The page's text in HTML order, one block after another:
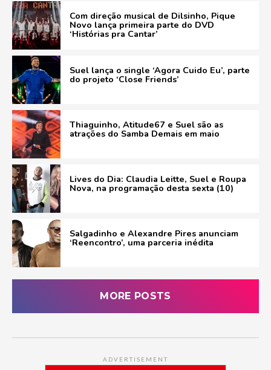
Com direção musical de Dilsinho, Pique
Novo lança primeira parte do DVD
‘Histórias pra Cantar’
Suel lança o single ‘Agora Cuido Eu’, parte
do projeto ‘Close Friends’
Thiaguinho, Atitude67 e Suel são as
atrações do Samba Demais em maio
Lives do Dia: Claudia Leitte, Suel e Roupa
Nova, na programação desta sexta (10)
Salgadinho e Alexandre Pires anunciam
‘Reencontro’, uma parceria inédita
MORE POSTS
ADVERTISEMENT